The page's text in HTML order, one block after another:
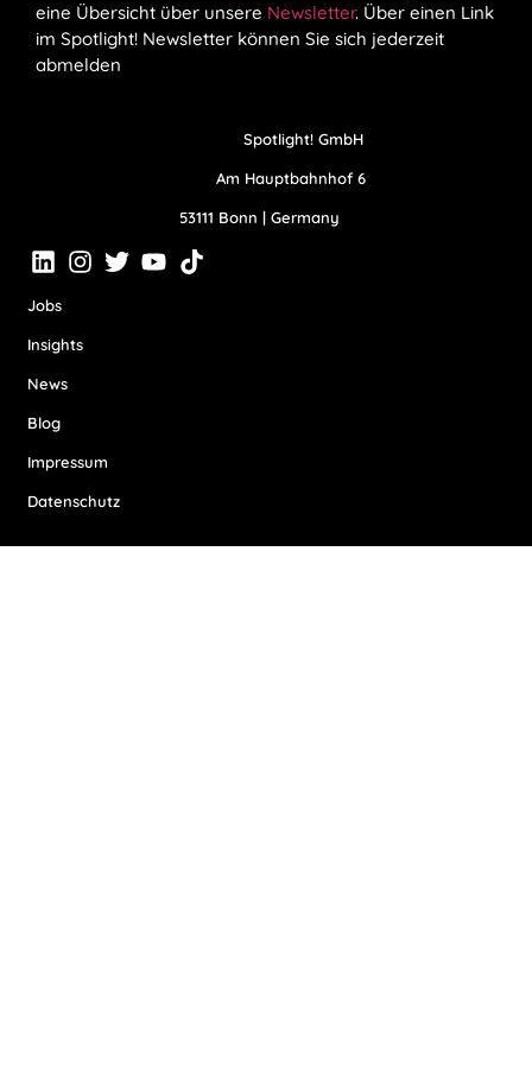
eine Übersicht über unsere Newsletter. Über einen Link
im Spotlight! Newsletter können Sie sich jederzeit
abmelden
Spotlight! GmbH
Am Hauptbahnhof 6
53111 Bonn | Germany
Jobs
Insights
News
Blog
Impressum
Datenschutz